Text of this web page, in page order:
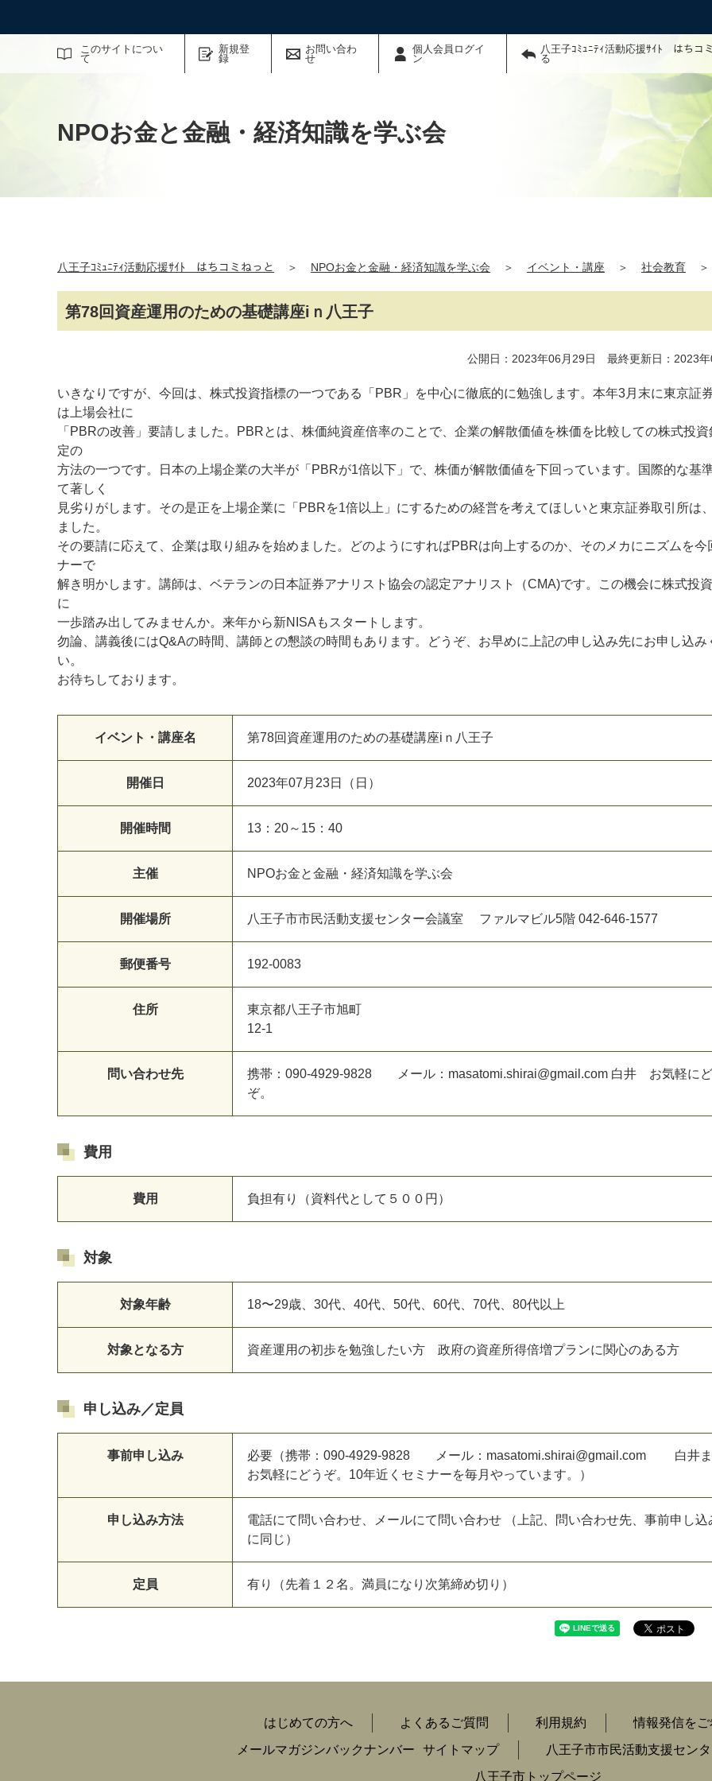
このサイトについ
て
新規登
録
お問い合わ
せ
個人会員ログイ
ン
八王子ｺﾐｭﾆﾃｨ活動応援ｻｲﾄ はちコ
る
サイト内検索
NPOお金と金融・経済知識を学ぶ会
八王子ｺﾐｭﾆﾃｨ活動応援ｻｲﾄ はちコミねっと ＞ NPOお金と金融・経済知識を学ぶ会 ＞ イベント・講座 ＞ 社会教育 ＞
第78回資産運用のための基礎講座iｎ八王子
公開日：2023年06月29日 最終更新日：2023
いきなりですが、今回は、株式投資指標の一つである「PBR」を中心に徹底的に勉強します。本年3月末に東京証
は上場会社に
「PBRの改善」要請しました。PBRとは、株価純資産倍率のことで、企業の解散価値を株価を比較しての株式投資
定の
方法の一つです。日本の上場企業の大半が「PBRが1倍以下」で、株価が解散価値を下回っています。国際的な基
て著しく
見劣りがします。その是正を上場企業に「PBRを1倍以上」にするための経営を考えてほしいと東京証券取引所は
ました。
その要請に応えて、企業は取り組みを始めました。どのようにすればPBRは向上するのか、そのメカにニズムを今
ナーで
解き明かします。講師は、ベテランの日本証券アナリスト協会の認定アナリスト（CMA)です。この機会に株式投
に
一歩踏み出してみませんか。来年から新NISAもスタートします。
勿論、講義後にはQ&Aの時間、講師との懇談の時間もあります。どうぞ、お早めに上記の申し込み先にお申し込み
い。
お待ちしております。
イベント・講座名 第78回資産運用のための基礎講座iｎ八王子
開催日 2023年07月23日（日）
開催時間 13：20～15：40
主催 NPOお金と金融・経済知識を学ぶ会
開催場所 八王子市市民活動支援センター会議室 ファルマビル5階 042-646-1577
郵便番号 192-0083
住所
東京都八王子市旭町
12-1
問い合わせ先
携帯：090-4929-9828 メール：masatomi.shirai@gmail.com 白井 お気軽に
ぞ。
費用
費用 負担有り（資料代として５００円）
対象
対象年齢 18〜29歳、30代、40代、50代、60代、70代、80代以上
対象となる方 資産運用の初歩を勉強したい方 政府の資産所得倍増プランに関心のある方
申し込み／定員
事前申し込み
必要（携帯：090-4929-9828 メール：masatomi.shirai@gmail.com 白井
お気軽にどうぞ。10年近くセミナーを毎月やっています。）
申し込み方法
電話にて問い合わせ、メールにて問い合わせ （上記、問い合わせ先、事前申し込
に同じ）
定員 有り（先着１２名。満員になり次第締め切り）
マイメディア検索
はじめての方へ よくあるご質問 利用規約
情報発信を
メールマガジンバックナンバー
サイトマップ
八王子市市民活動支援セン
八王子市トップページ